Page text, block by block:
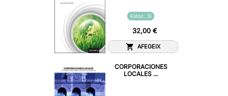
Estoc: Sí
32,00 €
AFEGEIX
CORPORACIONES
LOCALES ...